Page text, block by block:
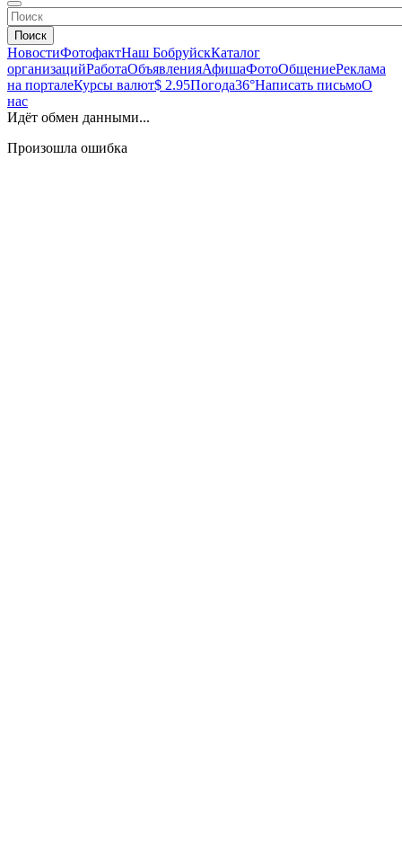
Поиск
НовостиФотофактНаш БобруйскКаталог
организацийРаботаОбъявленияАфишаФотоОбщениеРеклама
на порталеКурсы валют$ 2.95Погода36°Написать письмоО
нас
Идёт обмен данными...
Произошла ошибка